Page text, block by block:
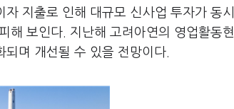
지출로 인해 대규모 신사업 투자가 동시
해 보인다. 지난해 고려아연의 영업활동현
며 개선될 수 있을 전망이다.